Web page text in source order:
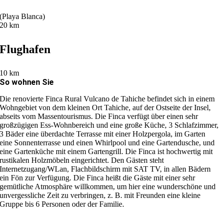
(Playa Blanca)
20 km
Flughafen
10 km
So wohnen Sie
Die renovierte Finca Rural Vulcano de Tahiche befindet sich in einem
Wohngebiet von dem kleinen Ort Tahiche, auf der Ostseite der Insel,
abseits vom Massentourismus. Die Finca verfügt über einen sehr
großzügigen Ess-Wohnbereich und eine große Küche, 3 Schlafzimmer,
3 Bäder eine überdachte Terrasse mit einer Holzpergola, im Garten
eine Sonnenterrasse und einen Whirlpool und eine Gartendusche, und
eine Gartenküche mit einem Gartengrill. Die Finca ist hochwertig mit
rustikalen Holzmöbeln eingerichtet. Den Gästen steht
Internetzugang/WLan, Flachbildschirm mit SAT TV, in allen Bädern
ein Fön zur Verfügung. Die Finca heißt die Gäste mit einer sehr
gemütliche Atmosphäre willkommen, um hier eine wunderschöne und
unvergessliche Zeit zu verbringen, z. B. mit Freunden eine kleine
Gruppe bis 6 Personen oder der Familie.